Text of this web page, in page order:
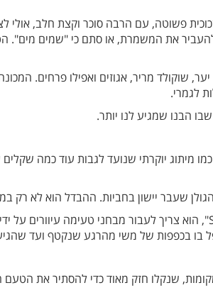
פשוטה, עם הרבה סוכר וקצת חלב, אולי
את המשמרת, או סתם כי "שמים מים".
מריר, אגוזים ואפילו פרחים.
לגמרי.
הבנו שמגיע לנו יותר.
מיתוג יוקרתי שנועד לגבות עוד כמה
שנקלו חזק מאוד כדי להסתיר את